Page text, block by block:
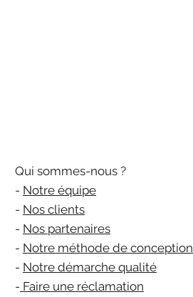
Qui sommes-nous ?
- Notre équipe
- Nos clients
- Nos partenaires
- Notre méthode de conception
- Notre démarche qualité
- Faire une réclamation